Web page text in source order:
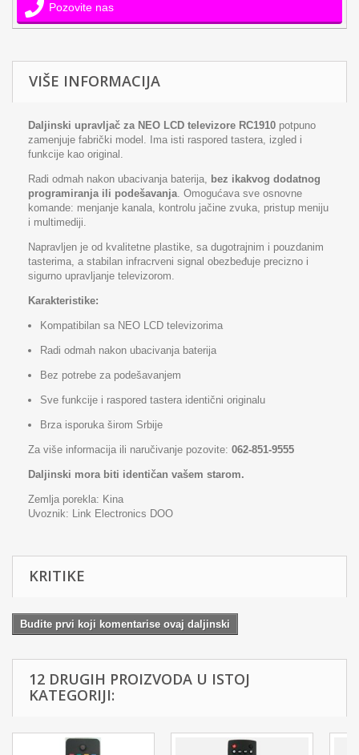
Pozovite nas
VIŠE INFORMACIJA
Daljinski upravljač za NEO LCD televizore RC1910 potpuno
zamenjuje fabrički model. Ima isti raspored tastera, izgled i
funkcije kao original.
Radi odmah nakon ubacivanja baterija, bez ikakvog dodatnog
programiranja ili podešavanja. Omogućava sve osnovne
komande: menjanje kanala, kontrolu jačine zvuka, pristup meniju
i multimediji.
Napravljen je od kvalitetne plastike, sa dugotrajnim i pouzdanim
tasterima, a stabilan infracrveni signal obezbeđuje precizno i
sigurno upravljanje televizorom.
Karakteristike:
Kompatibilan sa NEO LCD televizorima
Radi odmah nakon ubacivanja baterija
Bez potrebe za podešavanjem
Sve funkcije i raspored tastera identični originalu
Brza isporuka širom Srbije
Za više informacija ili naručivanje pozovite: 062-851-9555
Daljinski mora biti identičan vašem starom.
Zemlja porekla: Kina
Uvoznik: Link Electronics DOO
KRITIKE
Budite prvi koji komentarise ovaj daljinski
12 DRUGIH PROIZVODA U ISTOJ
KATEGORIJI: